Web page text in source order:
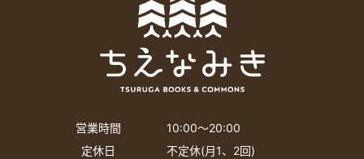
営業時間
10:00〜20:00
定休日
不定休(月1、2回)